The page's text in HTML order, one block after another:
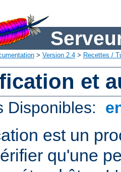
> Version 2.4 > Recettes /
et
Disponibles:
est un
qu'une